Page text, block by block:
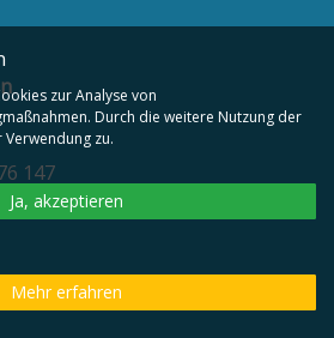
147
immobilien.de
zur Analyse von
Durch die weitere Nutzung der
zu.
Ja, akzeptieren
Mehr erfahren